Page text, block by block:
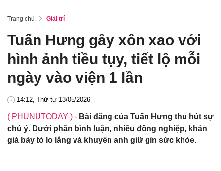
Trang chủ Giải trí
Tuấn Hưng gây xôn xao với
hình ảnh tiều tụy, tiết lộ mỗi
ngày vào viện 1 lần
14:12, Thứ tư 13/05/2026
( PHUNUTODAY ) - Bài đăng của Tuấn Hưng thu hút sự
chú ý. Dưới phần bình luận, nhiều đồng nghiệp, khán
giả bày tỏ lo lắng và khuyên anh giữ gìn sức khỏe.